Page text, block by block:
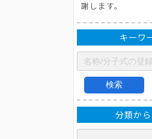
謝します。
キーワ
検索
分類か